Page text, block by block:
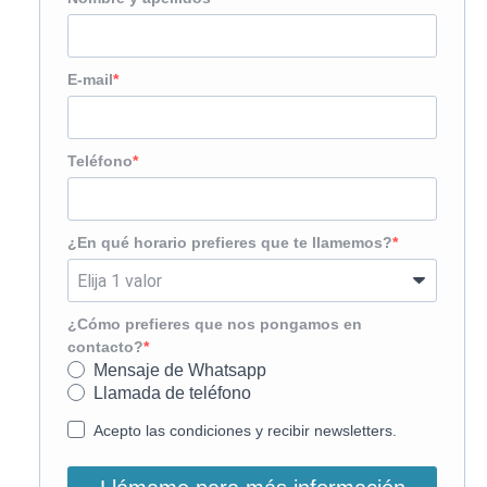
E-mail
Teléfono
¿En qué horario prefieres que te llamemos?
¿Cómo prefieres que nos pongamos en
contacto?
Mensaje de Whatsapp
Llamada de teléfono
Acepto las condiciones y recibir newsletters.